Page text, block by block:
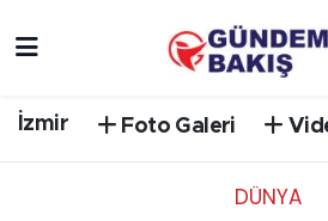
İzmir Foto Galeri
DÜNYA